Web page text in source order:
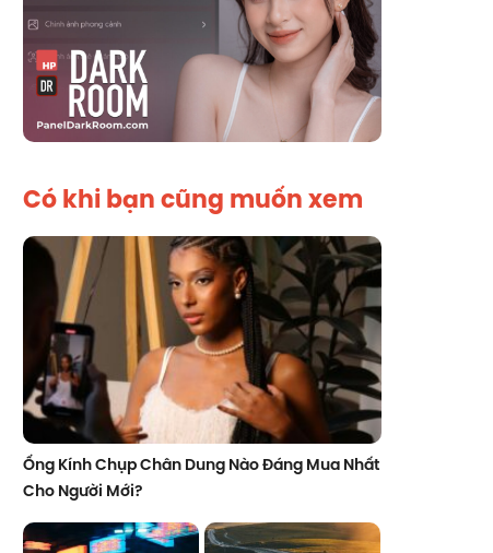
Có khi bạn cũng muốn xem
Ống Kính Chụp Chân Dung Nào Đáng Mua Nhất
Cho Người Mới?